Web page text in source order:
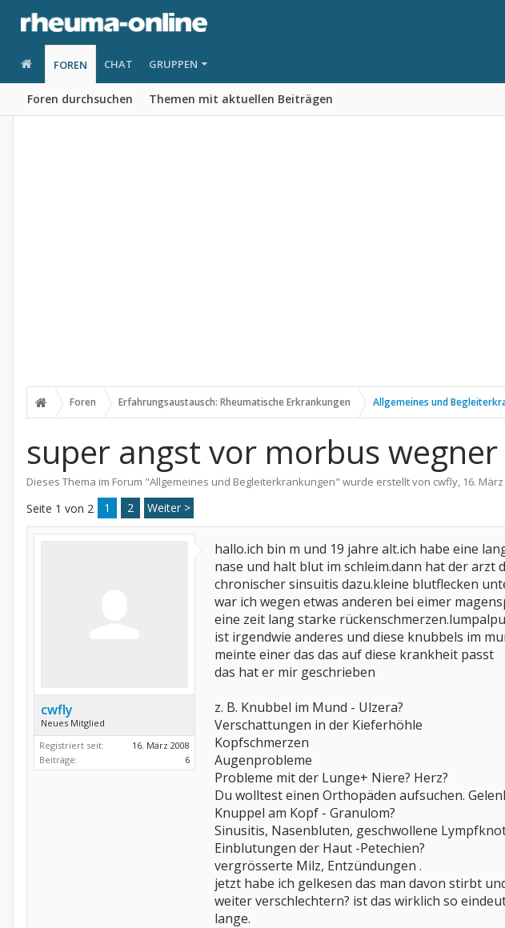
FOREN
Foren durchsuchen Themen mit aktuellen Beiträgen
CHAT GRUPPEN
Foren Erfahrungsaustausch: Rheumatische Erkrankungen Allgemeines und
super angst vor morbus wegner
Dieses Thema im Forum "Allgemeines und Begleiterkrankungen" wurde erstellt von cwfly, 16.
Seite 1 von 2 1 2 Weiter >
cwfly
Neues Mitglied
Registriert seit:
16. März 2008
Beiträge:
6
hallo.ich bin m und 19 jahre alt.ich habe eine
nase und halt blut im schleim.dann hat der arzt
chronischer sinsuitis dazu.kleine blutflecken
war ich wegen etwas anderen bei eimer
eine zeit lang starke
ist irgendwie anderes und diese knubbels im
meinte einer das das auf diese krankheit passt
das hat er mir geschrieben
z. B. Knubbel im Mund - Ulzera?
Verschattungen in der Kieferhöhle
Kopfschmerzen
Augenprobleme
Probleme mit der Lunge+ Niere? Herz?
Du wolltest einen Orthopäden aufsuchen.
Knuppel am Kopf - Granulom?
Sinusitis, Nasenbluten, geschwollene
Einblutungen der Haut -Petechien?
vergrösserte Milz, Entzündungen .
jetzt habe ich gelkesen das man davon stirbt
weiter verschlechtern? ist das wirklich so
lange.